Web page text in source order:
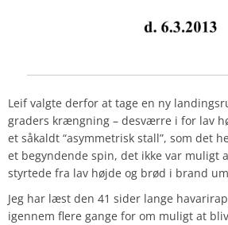
Leif valgte derfor at tage en ny
graders krængning – desværre i for lav
et såkaldt “asymmetrisk stall”, som det
et begyndende spin, det ikke var muligt
styrtede fra lav højde og brød i brand
Jeg har læst den 41 sider lange
igennem flere gange for om muligt at